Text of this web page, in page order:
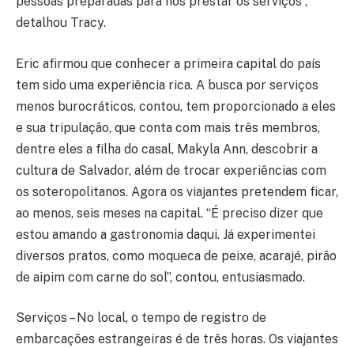
detalhou Tracy.
Eric afirmou que conhecer a primeira capital do país
tem sido uma experiência rica. A busca por serviços
menos burocráticos, contou, tem proporcionado a eles
e sua tripulação, que conta com mais três membros,
dentre eles a filha do casal, Makyla Ann, descobrir a
cultura de Salvador, além de trocar experiências com
os soteropolitanos. Agora os viajantes pretendem ficar,
ao menos, seis meses na capital. “É preciso dizer que
estou amando a gastronomia daqui. Já experimentei
diversos pratos, como moqueca de peixe, acarajé, pirão
de aipim com carne do sol”, contou, entusiasmado.
Serviços – No local, o tempo de registro de
embarcações estrangeiras é de três horas. Os viajantes